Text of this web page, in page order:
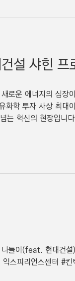
설 샤힌 프
로운 에너지의 심장
학 투자 사상 최대
는 혁신의 현장입니
들이(feat. 현대건
익스피리언스센터